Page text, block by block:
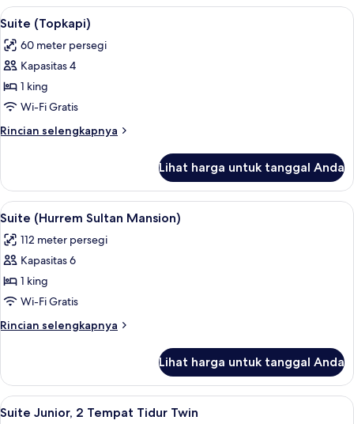
Superior,
1
Tempat
Tidur
King
Lihat
semua
foto
untuk
Suite
(Topkapi)
Seprai premium, selimut bulu angsa,
9
Suite (Topkapi)
60 meter persegi
Kapasitas 4
1 king
Wi-Fi Gratis
Rincian selengkapnya
Rincian
Suite
(Topkapi)
Lihat harga untuk tanggal Anda
Lihat
semua
foto
untuk
Suite
(Hurrem
Sultan
Mansion)
Suite (Hurrem Sultan Mansion) |
13
Suite (Hurrem Sultan Mansion)
112 meter persegi
Kapasitas 6
1 king
Wi-Fi Gratis
Rincian selengkapnya
Rincian
Suite
(Hurrem
Sultan
Lihat harga untuk tanggal Anda
Lihat
Suite Junior, 2 Tempat Tidur Twin |
6
Suite Junior, 2 Tempat Tidur Twin